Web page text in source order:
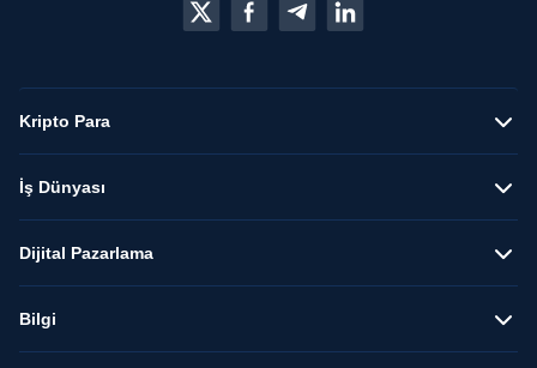
Kripto Para
İş Dünyası
Dijital Pazarlama
Bilgi